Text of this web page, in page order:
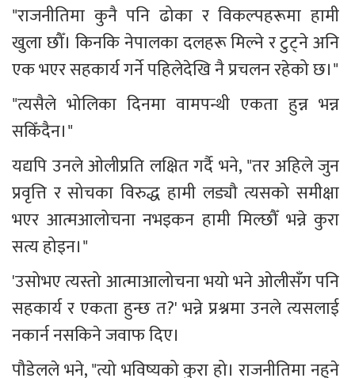
"राजनीतिमा कुनै पनि ढोका र विकल्पहरूमा हामी
खुला छौँ। किनकि नेपालका दलहरू मिल्ने र टुट्ने अनि
एक भएर सहकार्य गर्ने पहिलेदेखि नै प्रचलन रहेको छ।"
"त्यसैले भोलिका दिनमा वामपन्थी एकता हुन्न भन्न
सकिँदैन।"
यद्यपि उनले ओलीप्रति लक्षित गर्दै भने, "तर अहिले जुन
प्रवृत्ति र सोचका विरुद्ध हामी लड्यौ त्यसको समीक्षा
भएर आत्मआलोचना नभइकन हामी मिल्छौँ भन्ने कुरा
सत्य होइन।"
'उसोभए त्यस्तो आत्माआलोचना भयो भने ओलीसँग पनि
सहकार्य र एकता हुन्छ त?' भन्ने प्रश्नमा उनले त्यसलाई
नकार्न नसकिने जवाफ दिए।
पौडेलले भने, "त्यो भविष्यको कुरा हो। राजनीतिमा नहुने